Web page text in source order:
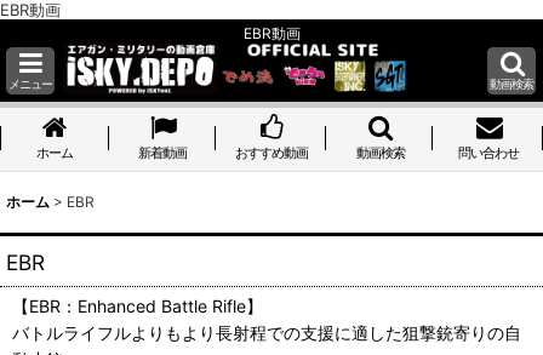
EBR動画
EBR動画
メニュー ホーム
動画検索
ホーム 新着動画 おすすめ動画 動画検索 問い合わせ
ホーム > EBR
EBR
【EBR：Enhanced Battle Rifle】
バトルライフルよりもより長射程での支援に適した狙撃銃寄りの自